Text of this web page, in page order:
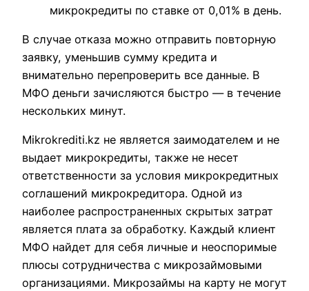
микрокредиты по ставке от 0,01% в день.
В случае отказа можно отправить повторную
заявку, уменьшив сумму кредита и
внимательно перепроверить все данные. В
МФО деньги зачисляются быстро — в течение
нескольких минут.
Mikrokrediti.kz не является заимодателем и не
выдает микрокредиты, также не несет
ответственности за условия микрокредитных
соглашений микрокредитора. Одной из
наиболее распространенных скрытых затрат
является плата за обработку. Каждый клиент
МФО найдет для себя личные и неоспоримые
плюсы сотрудничества с микрозаймовыми
организациями. Микрозаймы на карту не могут